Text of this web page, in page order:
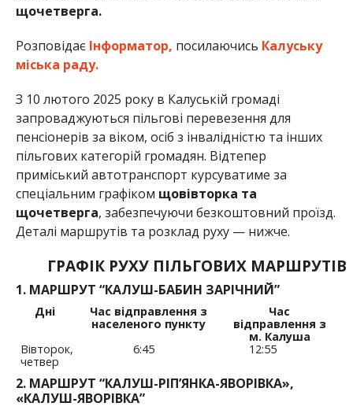
щочетверга.
Розповідає Інформатор, посилаючись Калуську
міська раду.
З 10 лютого 2025 року в Калуській громаді
запроваджуються пільгові перевезення для
пенсіонерів за віком, осіб з інвалідністю та інших
пільгових категорій громадян. Відтепер
приміський автотранспорт курсуватиме за
спеціальним графіком щовівторка та
щочетверга, забезпечуючи безкоштовний проїзд.
Деталі маршрутів та розклад руху — нижче.
ГРАФІК РУХУ ПІЛЬГОВИХ МАРШРУТІВ
1. МАРШРУТ “КАЛУШ-БАБИН ЗАРІЧНИЙ”
Дні
Час відправлення з
населеного пункту
Час
відправлення з
м. Калуша
Вівторок,
четвер
6:45 12:55
2. МАРШРУТ “КАЛУШ-РІП’ЯНКА-ЯВОРІВКА»,
«КАЛУШ-ЯВОРІВКА”